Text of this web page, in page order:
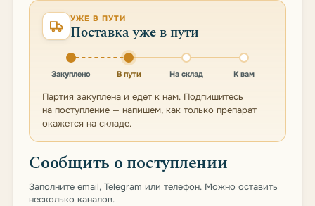
УЖЕ В ПУТИ
Поставка уже в пути
Закуплено В пути На склад К вам
Партия закуплена и едет к нам. Подпишитесь
на поступление — напишем, как только препарат
окажется на складе.
Сообщить о поступлении
Заполните email, Telegram или телефон. Можно оставить
несколько каналов.